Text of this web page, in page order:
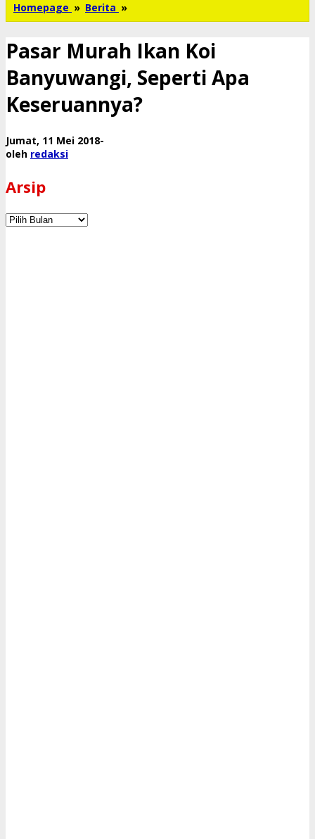
Homepage » Berita »
Murah
Koi
Banyuwangi,
Seperti
Apa
Keseruannya?
Pasar Murah Ikan Koi
Banyuwangi, Seperti Apa
Keseruannya?
Jumat, 11 Mei 2018oleh
-
oleh redaksi
Arsip
Arsip